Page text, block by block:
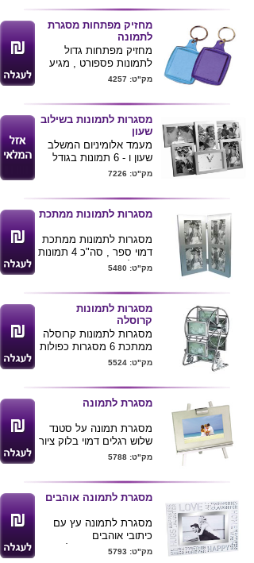
הזמנה 1000 יחידות
מידה 13X18 ס"מ
מחזיק מפתחות מסגרת
לתמונה
מחזיק מפתחות גדול
לתמונות פספורט , מגיע
בצבעים פרוסטים.
הקדשה על המוצר ישירות
תמונה מתאימה למחזיק
מפתחות גודל 3.3X4.5
מק"ט: 4257
מסגרות לתמונות בשילוב
שעון
מעמד אלומיניום המשלב
שעון ו - 6 תמונות בגודל
10X15
בלוגו חברה
מק"ט: 7226
מסגרות לתמונות ממתכת
מסגרות לתמונות ממתכת
דמוי ספר , סה"כ 4 תמונות
בגודל 6X9 ס"מ
מק"ט: 5480
מסגרות לתמונות
קרוסלה
מסגרות לתמונות קרוסלה
ממתכת 6 מסגרות כפולות
במעמד .
תמונה - 8X5 ס"מ
גלגל - קוטר 15 ס"מ
גובה - 24 ס"מ
מק"ט: 5524
מסגרת לתמונה
מסגרת תמונה על סטנד
שלוש רגלים דמוי בלוק ציור
המסגרת עשויה ממתכת
4*6
מתאים לתמונה 10*15
מק"ט: 5788
מסגרת לתמונה אוהבים
מסגרת לתמונה עץ עם
כיתובי אוהבים
המסגרת מתאימה לתמונה
מק"ט: 5793